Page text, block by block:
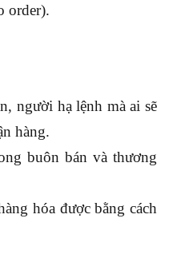
order).
người hạ lệnh mà ai sẽ
hàng.
buôn bán và thương
hóa được bằng cách